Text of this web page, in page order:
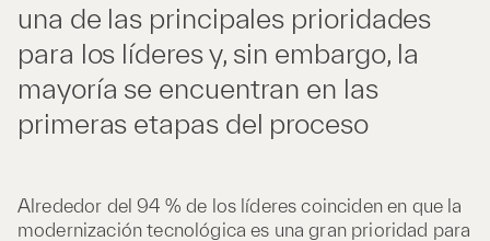
una de las principales prioridades
para los líderes y, sin embargo, la
mayoría se encuentran en las
primeras etapas del proceso
Alrededor del 94 % de los líderes coinciden en que la
modernización tecnológica es una gran prioridad para